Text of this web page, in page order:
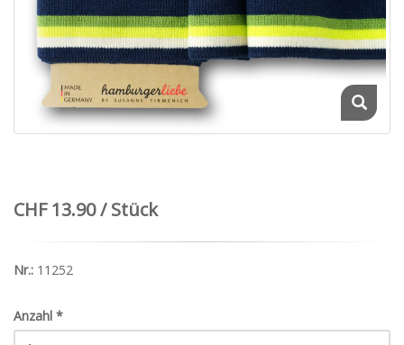
CHF 13.90 / Stück
Nr.: 11252
Anzahl *